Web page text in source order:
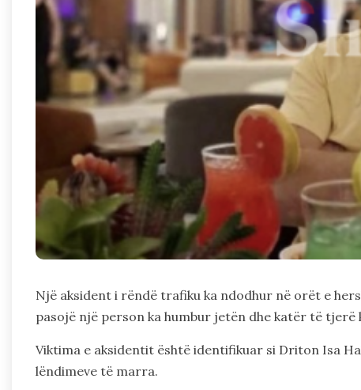
Një aksident i rëndë trafiku ka ndodhur në orët e
pasojë një person ka humbur jetën dhe katër të tjerë
Viktima e aksidentit është identifikuar si Driton Isa
lëndimeve të marra.